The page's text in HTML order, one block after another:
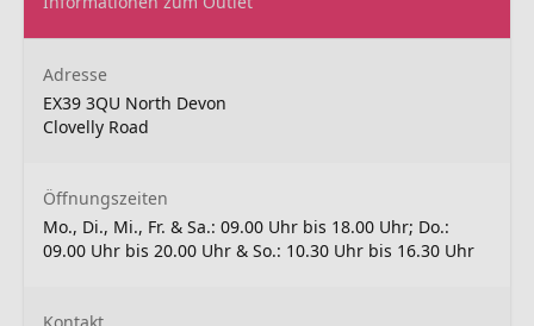
Adresse
EX39 3QU North Devon
Clovelly Road
Öffnungszeiten
Mo., Di., Mi., Fr. & Sa.: 09.00 Uhr bis 18.00 Uhr; Do.:
09.00 Uhr bis 20.00 Uhr & So.: 10.30 Uhr bis 16.30 Uhr